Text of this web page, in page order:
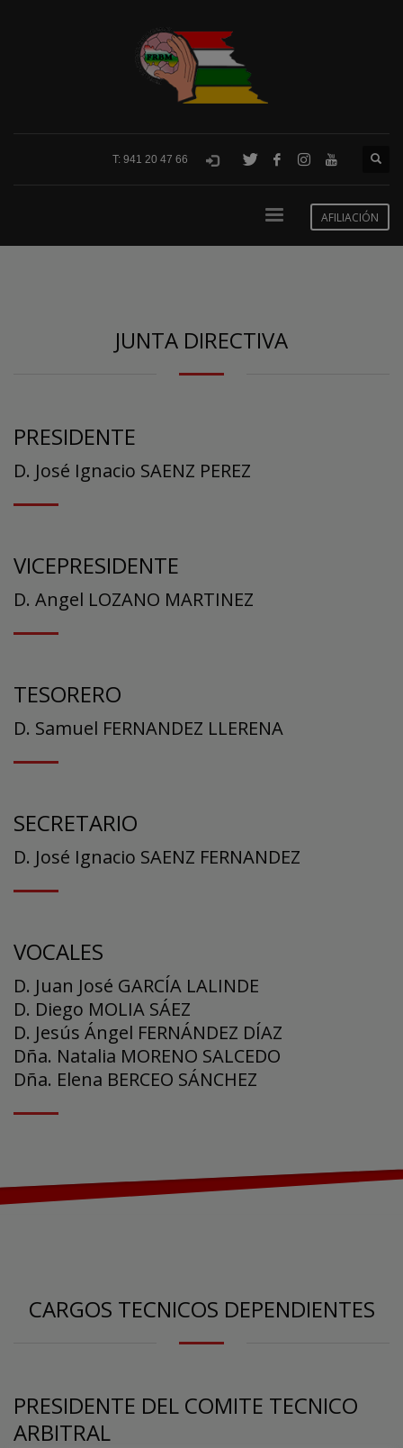
T: 941 20 47 66
AFILIACIÓN
JUNTA DIRECTIVA
PRESIDENTE
D. José Ignacio SAENZ PEREZ
VICEPRESIDENTE
D. Angel LOZANO MARTINEZ
TESORERO
D. Samuel FERNANDEZ LLERENA
SECRETARIO
D. José Ignacio SAENZ FERNANDEZ
VOCALES
D. Juan José GARCÍA LALINDE
D. Diego MOLIA SÁEZ
D. Jesús Ángel FERNÁNDEZ DÍAZ
Dña. Natalia MORENO SALCEDO
Dña. Elena BERCEO SÁNCHEZ
CARGOS TECNICOS DEPENDIENTES
PRESIDENTE DEL COMITE TECNICO
ARBITRAL